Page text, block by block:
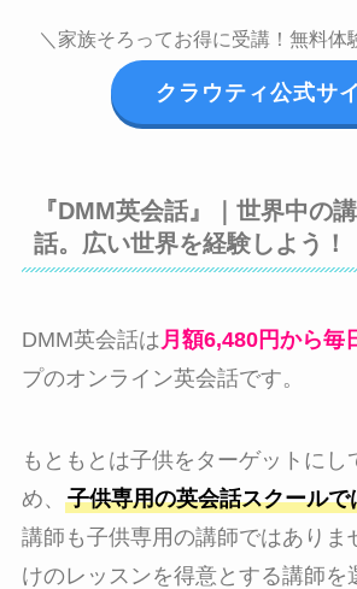
＼家族そろってお得に受講！無料体
クラウティ公式サ
『DMM英会話』｜世界中の
話。広い世界を経験しよう！
DMM英会話は 月額6,480円から毎
プのオンライン英会話です。
もともとは子供をターゲットにし
め、 子供専用の英会話スクール
講師も子供専用の講師ではありま
けのレッスンを得意とする講師を